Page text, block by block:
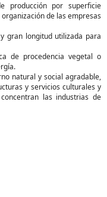
producción por superficie
de las empresas
gran longitud utilizada para
de procedencia vegetal o
natural y social agradable,
y servicios culturales y
las industrias de